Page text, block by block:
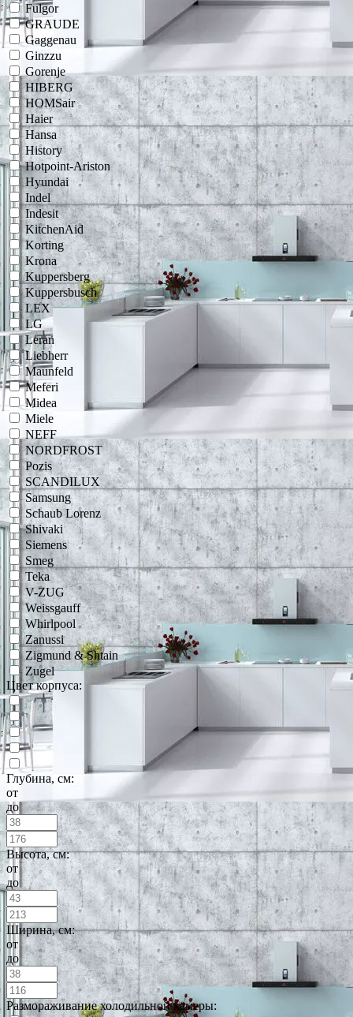
Fulgor
GRAUDE
Gaggenau
Ginzzu
Gorenje
HIBERG
HOMSair
Haier
Hansa
History
Hotpoint-Ariston
Hyundai
Indel
Indesit
KitchenAid
Korting
Krona
Kuppersberg
Kuppersbusch
LEX
LG
Leran
Liebherr
Maunfeld
Meferi
Midea
Miele
NEFF
NORDFROST
Pozis
SCANDILUX
Samsung
Schaub Lorenz
Shivaki
Siemens
Smeg
Teka
V-ZUG
Weissgauff
Whirlpool
Zanussi
Zigmund & Shtain
Zugel
Цвет корпуса:
Глубина, см:
от
до
Высота, см:
от
до
Ширина, см:
от
до
Размораживание холодильной камеры: